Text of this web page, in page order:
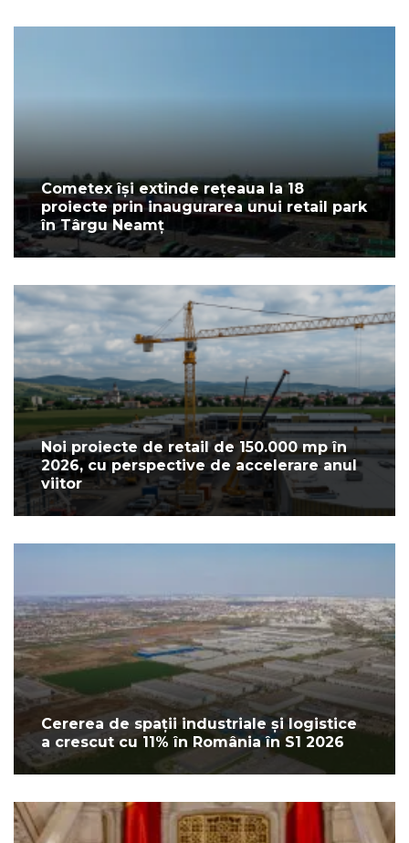
Cometex își extinde rețeaua la 18
proiecte prin inaugurarea unui retail park
în Târgu Neamț
Noi proiecte de retail de 150.000 mp în
2026, cu perspective de accelerare anul
viitor
Cererea de spații industriale și logistice
a crescut cu 11% în România în S1 2026